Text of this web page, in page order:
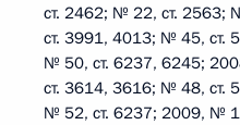
ст. 2462; № 22, ст. 2563;
ст. 3991, 4013; № 45, ст.
№ 50, ст. 6237, 6245;
ст. 3614, 3616; № 48, ст.
№ 52, ст. 6237; 2009, №